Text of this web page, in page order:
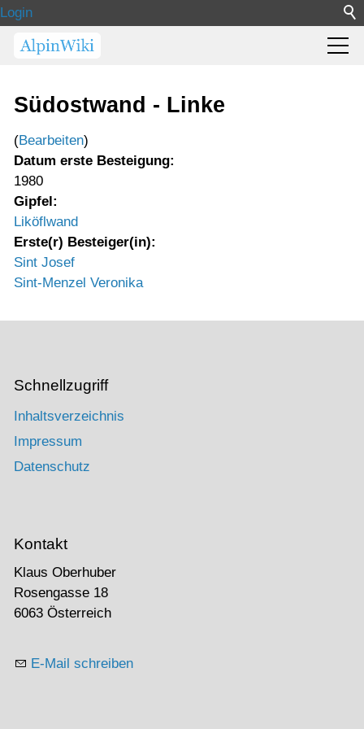
Login
Südostwand - Linke
(Bearbeiten)
Datum erste Besteigung:
1980
Gipfel:
Liköflwand
Erste(r) Besteiger(in):
Sint Josef
Sint-Menzel Veronika
Schnellzugriff
Inhaltsverzeichnis
Impressum
Datenschutz
Kontakt
Klaus Oberhuber
Rosengasse 18
6063 Österreich
E-Mail schreiben